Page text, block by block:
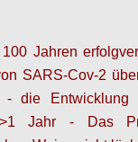
Jahren
SARS-Cov-2
-die Entwicklung
Jahr - Das